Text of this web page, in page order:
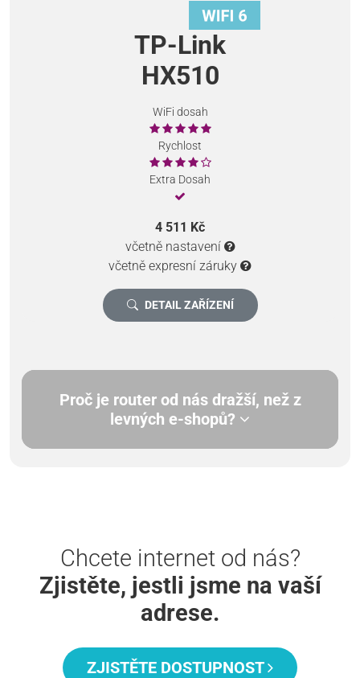
TP-Link
HX510
WiFi dosah
Rychlost
Extra Dosah
4 511 Kč
včetně nastavení
včetně expresní záruky
DETAIL ZAŘÍZENÍ
Proč je router od nás dražší, než z
levných e-shopů?
Chcete internet od nás?
Zjistěte, jestli jsme na vaší
adrese.
ZJISTĚTE DOSTUPNOST